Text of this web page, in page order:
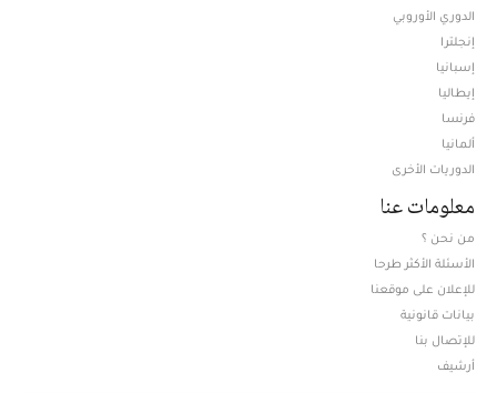
الدوري الأوروبي
إنجلترا
إسبانيا
إيطاليا
فرنسا
ألمانيا
الدوريات الأخرى
معلومات عنا
من نحن ؟
الأسئلة الأكثر طرحا
للإعلان على موقعنا
بيانات قانونية
للإتصال بنا
أرشيف